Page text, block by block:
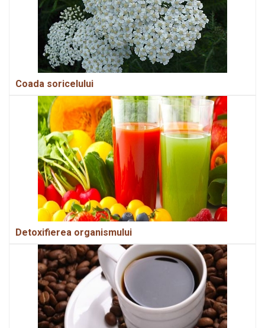
Coada soricelului
Detoxifierea organismului